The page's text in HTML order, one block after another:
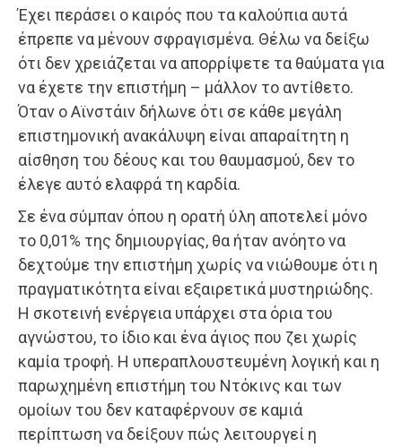
Έχει περάσει ο καιρός που τα καλούπια αυτά
έπρεπε να μένουν σφραγισμένα. Θέλω να δείξω
ότι δεν χρειάζεται να απορρίψετε τα θαύματα για
να έχετε την επιστήμη – μάλλον το αντίθετο.
Όταν ο Αϊνστάιν δήλωνε ότι σε κάθε μεγάλη
επιστημονική ανακάλυψη είναι απαραίτητη η
αίσθηση του δέους και του θαυμασμού, δεν το
έλεγε αυτό ελαφρά τη καρδία.
Σε ένα σύμπαν όπου η ορατή ύλη αποτελεί μόνο
το 0,01% της δημιουργίας, θα ήταν ανόητο να
δεχτούμε την επιστήμη χωρίς να νιώθουμε ότι η
πραγματικότητα είναι εξαιρετικά μυστηριώδης.
Η σκοτεινή ενέργεια υπάρχει στα όρια του
αγνώστου, το ίδιο και ένα άγιος που ζει χωρίς
καμία τροφή. Η υπεραπλουστευμένη λογική και η
παρωχημένη επιστήμη του Ντόκινς και των
ομοίων του δεν καταφέρνουν σε καμιά
περίπτωση να δείξουν πώς λειτουργεί η